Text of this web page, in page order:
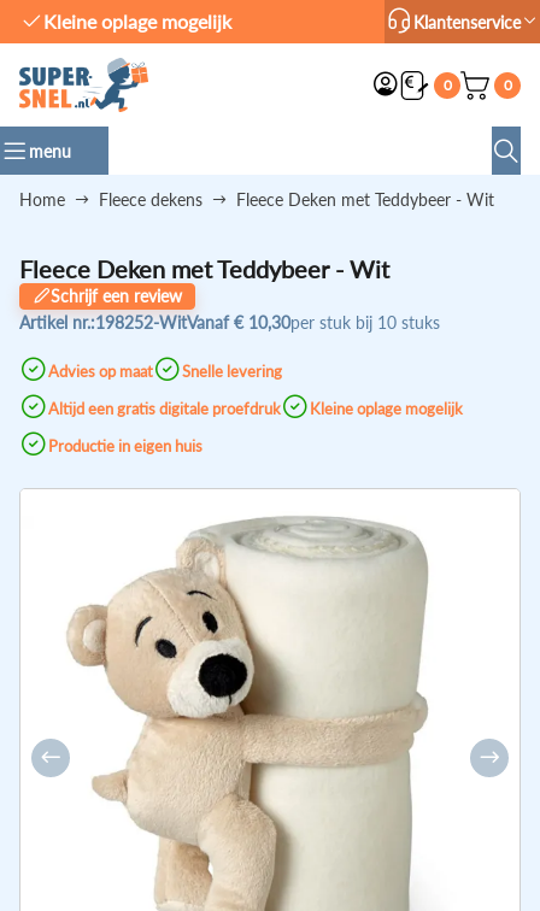
Productie in eigen huis Klantenservice
0 0
menu
Home Fleece dekens Fleece Deken met Teddybeer - Wit
Fleece Deken met Teddybeer - Wit
Schrijf een review
Artikel nr.:198252-WitVanaf € 10,30per stuk bij 10 stuks
Advies op maat
Snelle levering
Altijd een gratis digitale proefdruk
Kleine oplage mogelijk
Productie in eigen huis